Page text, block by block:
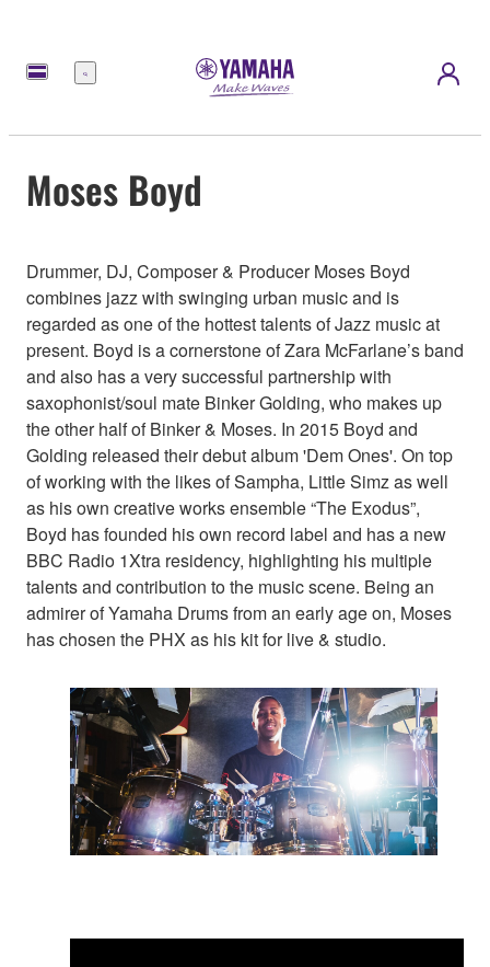
Menü
Moses Boyd
Drummer, DJ, Composer & Producer Moses Boyd
combines jazz with swinging urban music and is
regarded as one of the hottest talents of Jazz music at
present. Boyd is a cornerstone of Zara McFarlane’s band
and also has a very successful partnership with
saxophonist/soul mate Binker Golding, who makes up
the other half of Binker & Moses. In 2015 Boyd and
Golding released their debut album 'Dem Ones'. On top
of working with the likes of Sampha, Little Simz as well
as his own creative works ensemble “The Exodus”,
Boyd has founded his own record label and has a new
BBC Radio 1Xtra residency, highlighting his multiple
talents and contribution to the music scene. Being an
admirer of Yamaha Drums from an early age on, Moses
has chosen the PHX as his kit for live & studio.